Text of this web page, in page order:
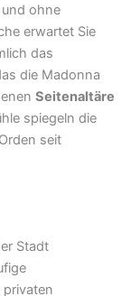
ohne
erwartet Sie
das
die Madonna
Seitenaltäre
spiegeln die
seit
Stadt
privaten